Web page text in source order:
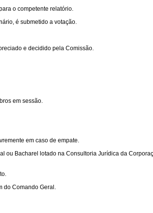
o competente relatório.
é submetido a votação.
e decidido pela Comissão.
em sessão.
em caso de empate.
ou Bacharel lotado na Consultoria Jurídica da
do Comando Geral.